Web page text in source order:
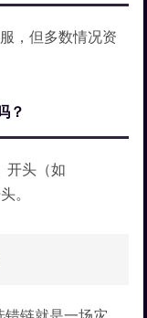
，但多数情况资
？
开头（如
。